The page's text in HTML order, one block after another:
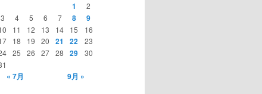
1
2
3
4 5 6 7 8 9
11 12 13 14 15
16
18 19 20 21 22
23
25 26 27 28 29
30
« 7月 9月 »